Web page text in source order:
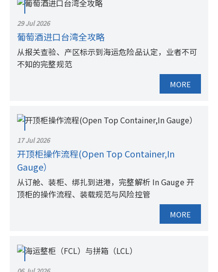
29 Jul 2026
葡萄酒进口台湾全攻略
从报关查验、产区标示到海运危险品认定，业者不可
不知的完整规范
MORE
17 Jul 2026
开顶柜操作流程(Open Top Container,In
Gauge）
从订舱、装柜、绑扎到进港，完整解析 In Gauge 开
顶柜的操作流程、装载规范与风险控管
MORE